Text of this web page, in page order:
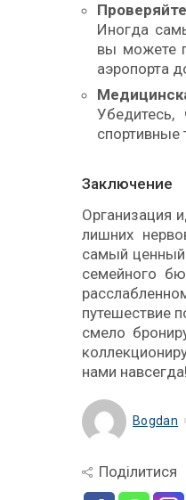
Иногда
вы можете
аэропорта
спортивные
Заключение
Организация
лишних
самый ценный
семейного
путешествие
смело
нами навсегда!
Bogdan
Поділитися